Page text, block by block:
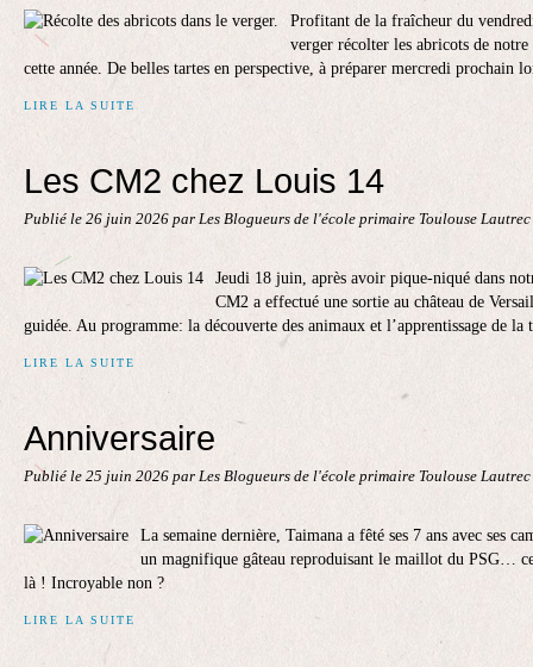
Profitant de la fraîcheur du
verger récolter les abricots de
cette année. De belles tartes en perspective, à préparer mercredi prochain
LIRE LA SUITE
Les CM2 chez Louis 14
Publié le 26 juin 2026 par Les Blogueurs de l'école primaire Toulouse Lautrec
Jeudi 18 juin, après avoir pique-niqué dans
CM2 a effectué une sortie au château de
guidée. Au programme: la découverte des animaux et l’apprentissage de
LIRE LA SUITE
Anniversaire
Publié le 25 juin 2026 par Les Blogueurs de l'école primaire Toulouse Lautrec
La semaine dernière, Taimana a fêté ses 7 ans avec ses
un magnifique gâteau reproduisant le maillot du PSG…
là ! Incroyable non ?
LIRE LA SUITE